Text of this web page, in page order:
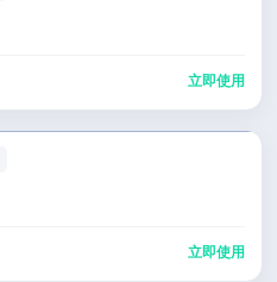
立即使用
立即使用